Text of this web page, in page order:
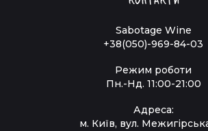
Sabotage Wine
+38(050)-969-84-03
Режим роботи
Пн.-Нд. 11:00-21:00
Адреса:
м. Київ, вул.